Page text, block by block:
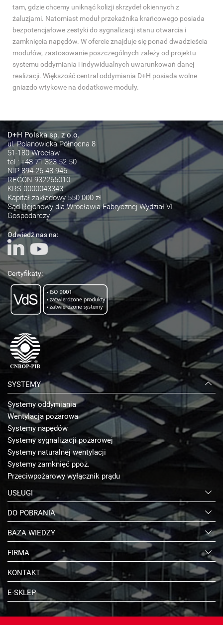
tam, gdzie chcemy uniknąć kolizji skrzydeł okiennych z
żaluzjami. Natomiast moduł przekaźnika krańcowego posiada
bezpotencjałowe zestyki do sygnalizacji stanu otwarcia i
zamknięcia napędów. W ofercie znajduje się ponad dwadzieścia
modułów, zastosowanie poszczególnych zależy od projektu
systemu oddymiania i indywidualnych uwarunkowań danej
realizacji. Większość central oddymiania D+H posiada wolne
gniazdo wtykowe na dodatkowe moduły.
D+H Polska sp. z o.o.
ul. Polanowicka Północna 8
51-180 Wrocław
tel.: +48 71 323 52 50
NIP 894-26-48-946
REGON 932265010
KRS 0000043343
Kapitał zakładowy 550 000 zł
Sąd Rejonowy dla Wrocławia Fabrycznej Wydział VI
Gospodarczy
Odwiedź nas na:
Certyfikaty:
SYSTEMY
Systemy oddymiania
Wentylacja pożarowa
Systemy napędów
Systemy sygnalizacji pożarowej
Systemy naturalnej wentylacji
Systemy zamknięć ppoż.
Przeciwpożarowy wyłącznik prądu
USŁUGI
DO POBRANIA
BAZA WIEDZY
FIRMA
KONTAKT
E-SKLEP